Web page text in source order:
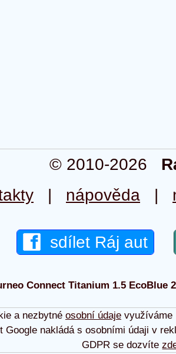
© 2010-2026
| nápověda |
sdílet Ráj aut
Connect Titanium 1.5 EcoBlue
a nezbytné osobní údajevyužíváme
Google nakládá s osobními údaji v
GDPR se dozvíte